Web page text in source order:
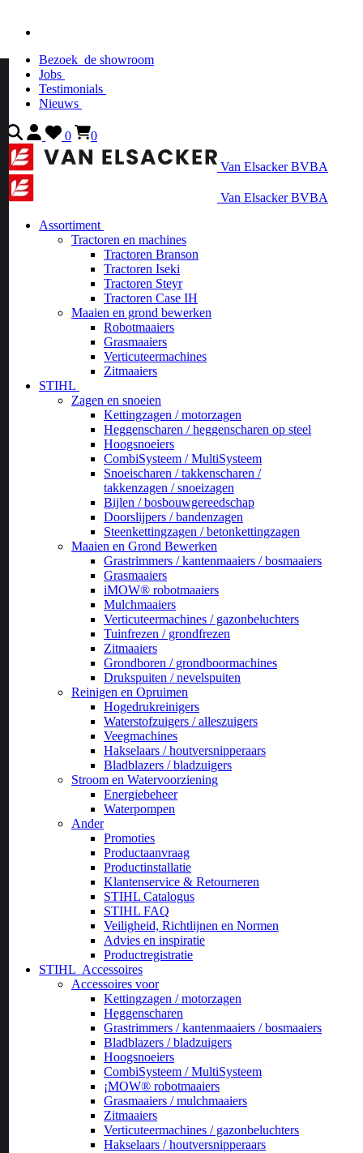
Bezoek de showroom
Jobs
Testimonials
Nieuws
0 0
Van Elsacker BVBA
Van Elsacker BVBA
Assortiment
Tractoren en machines
Tractoren Branson
Tractoren Iseki
Tractoren Steyr
Tractoren Case IH
Maaien en grond bewerken
Robotmaaiers
Grasmaaiers
Verticuteermachines
Zitmaaiers
STIHL
Zagen en snoeien
Kettingzagen / motorzagen
Heggenscharen / heggenscharen op steel
Hoogsnoeiers
CombiSysteem / MultiSysteem
Snoeischaren / takkenscharen /
takkenzagen / snoeizagen
Bijlen / bosbouwgereedschap
Doorslijpers / bandenzagen
Steenkettingzagen / betonkettingzagen
Maaien en Grond Bewerken
Grastrimmers / kantenmaaiers / bosmaaiers
Grasmaaiers
iMOW® robotmaaiers
Mulchmaaiers
Verticuteermachines / gazonbeluchters
Tuinfrezen / grondfrezen
Zitmaaiers
Grondboren / grondboormachines
Drukspuiten / nevelspuiten
Reinigen en Opruimen
Hogedrukreinigers
Waterstofzuigers / alleszuigers
Veegmachines
Hakselaars / houtversnipperaars
Bladblazers / bladzuigers
Stroom en Watervoorziening
Energiebeheer
Waterpompen
Ander
Promoties
Productaanvraag
Productinstallatie
Klantenservice & Retourneren
STIHL Catalogus
STIHL FAQ
Veiligheid, Richtlijnen en Normen
Advies en inspiratie
Productregistratie
STIHL Accessoires
Accessoires voor
Kettingzagen / motorzagen
Heggenscharen
Grastrimmers / kantenmaaiers / bosmaaiers
Bladblazers / bladzuigers
Hoogsnoeiers
CombiSysteem / MultiSysteem
¡MOW® robotmaaiers
Grasmaaiers / mulchmaaiers
Zitmaaiers
Verticuteermachines / gazonbeluchters
Hakselaars / houtversnipperaars